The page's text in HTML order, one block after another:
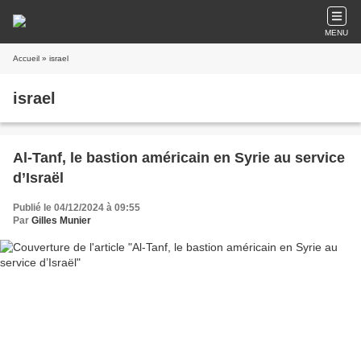
MENU
Accueil » israel
israel
Al-Tanf, le bastion américain en Syrie au service
d’Israël
Publié le 04/12/2024 à 09:55
Par Gilles Munier